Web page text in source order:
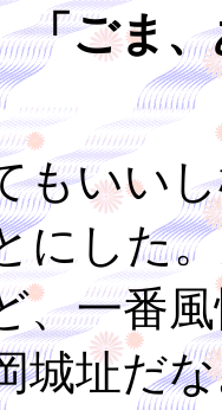
ごま、
いいし
にした
、一番
城址だ